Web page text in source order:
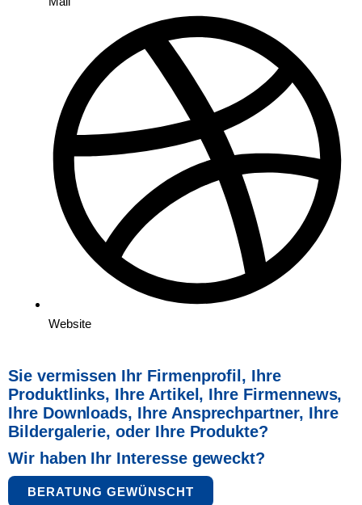
Website
Sie vermissen Ihr Firmenprofil, Ihre
Produktlinks, Ihre Artikel, Ihre Firmennews,
Ihre Downloads, Ihre Ansprechpartner, Ihre
Bildergalerie, oder Ihre Produkte?
Wir haben Ihr Interesse geweckt?
BERATUNG GEWÜNSCHT